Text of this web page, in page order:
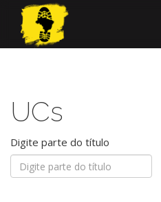
UCs
Digite parte do título